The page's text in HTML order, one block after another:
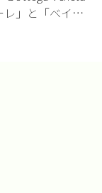
レ」と「ベイビ